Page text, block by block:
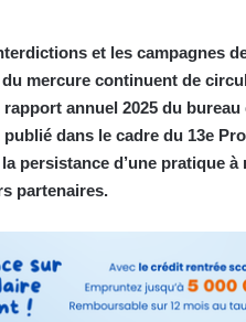
et les campagnes
mercure continuent de
annuel 2025 du
publié dans le cadre du 13e
persistance d’une pratique
partenaires.